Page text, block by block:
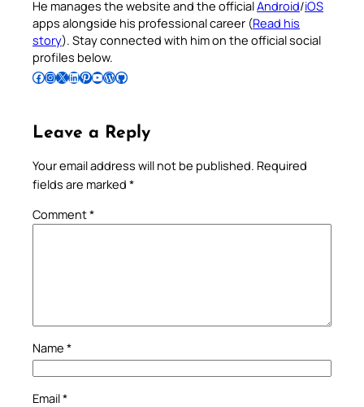
He manages the website and the officialAndroid/iOS
apps alongside his professional career (Read his
story). Stay connected with him on the official social
profiles below.
Follow Pradeep on Facebook Follow Pradeep on InstagramFollow Pradeep on X Follow Pradeep on LinkedIn Follow Pradeep on Pinterest Subscribe to Pradeep’s Youtube Channel Follow Pradeep on WordPress Follow Pradeep on GitHub
Leave a Reply
Your email address will not be published. Required
fields are marked *
Comment*
Name *
Email*